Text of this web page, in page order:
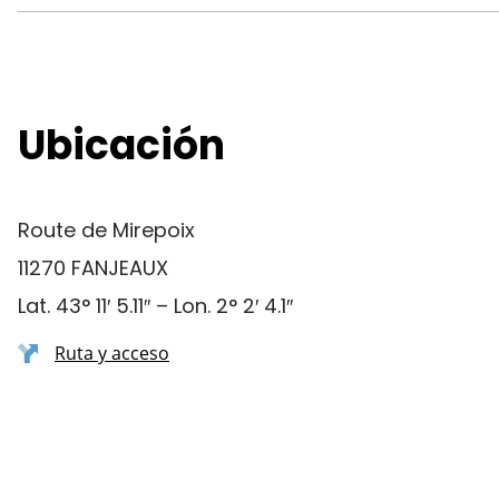
Ubicación
Route de Mirepoix
11270 FANJEAUX
Lat. 43° 11′ 5.11″ – Lon. 2° 2′ 4.1″
Ruta y acceso